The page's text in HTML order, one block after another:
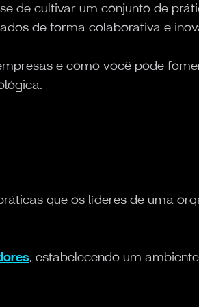
de cultivar um conjunto de
de forma colaborativa e
e como você pode
que os líderes de uma
, estabelecendo um